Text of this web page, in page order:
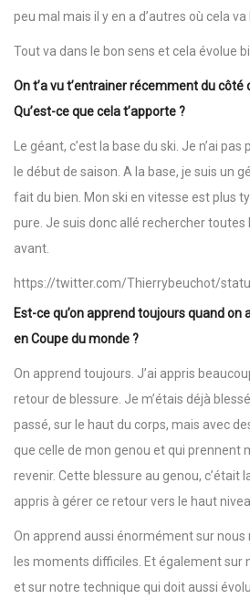
peu mal mais il y en a d’autres où cela va
Tout va dans le bon sens et cela évolue
On t’a vu t’entrainer récemment du côté
Qu’est-ce que cela t’apporte ?
Le géant, c’est la base du ski. Je n’ai
le début de saison. A la base, je suis un
fait du bien. Mon ski en vitesse est plus
pure. Je suis donc allé rechercher toutes
avant.
https://twitter.com/Thierrybeuchot/
Est-ce qu’on apprend toujours quand
en Coupe du monde ?
On apprend toujours. J’ai appris
retour de blessure. Je m’étais déjà
passé, sur le haut du corps, mais avec
que celle de mon genou et qui prennent
revenir. Cette blessure au genou, c’était
appris à gérer ce retour vers le haut
On apprend aussi énormément sur
les moments difficiles. Et également sur
et sur notre technique qui doit aussi